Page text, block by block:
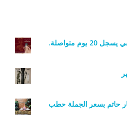
متواصلة.
ر.س.
حاتم بسعر الجملة حطب